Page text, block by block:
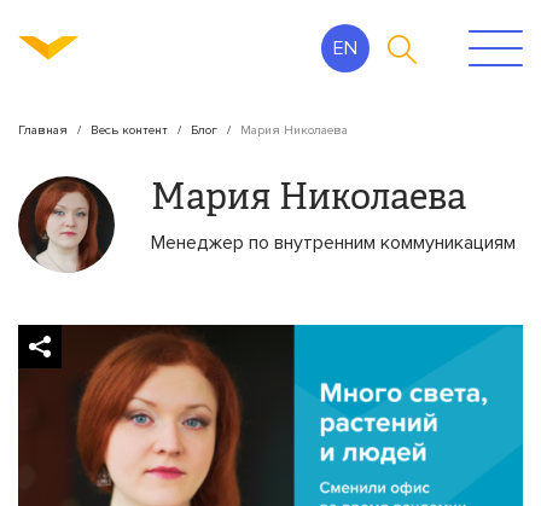
EN
Главная Весь контент Блог Мария Николаева
Мария Николаева
Менеджер по внутренним коммуникациям